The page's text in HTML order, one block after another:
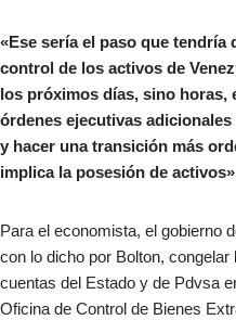
«Ese sería el paso que tendría
control de los activos de
los próximos días, sino horas,
órdenes ejecutivas
y hacer una transición más
implica la posesión de
Para el economista, el gobierno
con lo dicho por Bolton,
cuentas del Estado y de Pdvsa
Oficina de Control de Bienes